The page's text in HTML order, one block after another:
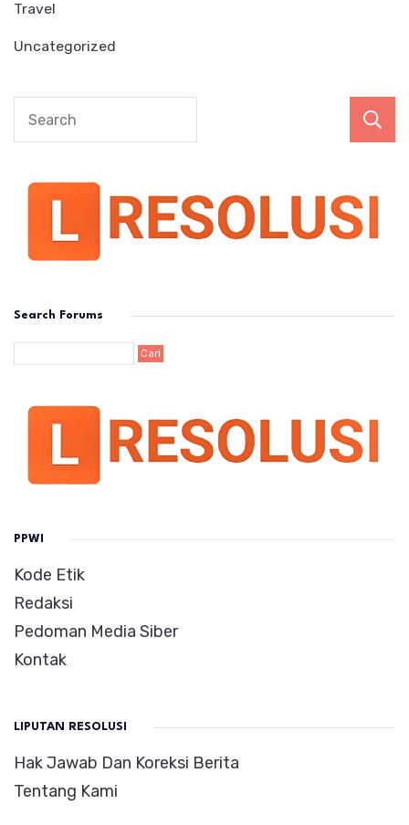
Travel
Uncategorized
Search Forums
PPWI
Kode Etik
Redaksi
Pedoman Media Siber
Kontak
LIPUTAN RESOLUSI
Hak Jawab Dan Koreksi Berita
Tentang Kami